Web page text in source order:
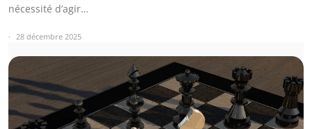
nécessité d’agir…
28 décembre 2025